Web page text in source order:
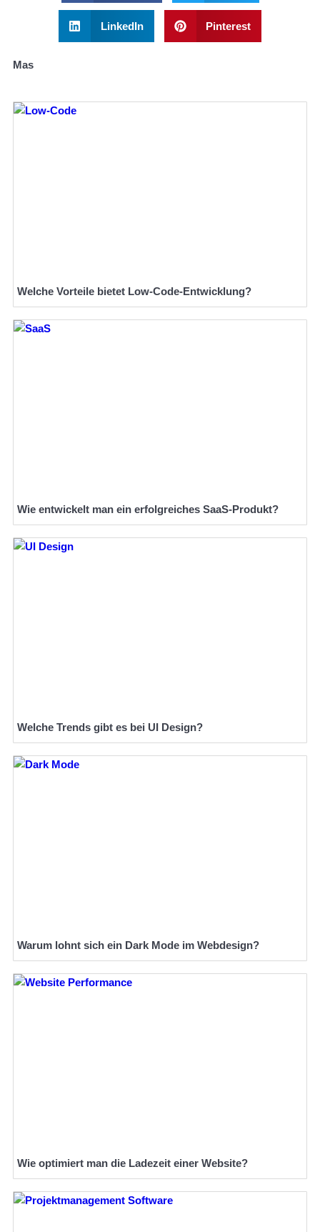
LinkedIn Pinterest
Mas
Welche Vorteile bietet Low-Code-Entwicklung?
Wie entwickelt man ein erfolgreiches SaaS-Produkt?
Welche Trends gibt es bei UI Design?
Warum lohnt sich ein Dark Mode im Webdesign?
Wie optimiert man die Ladezeit einer Website?